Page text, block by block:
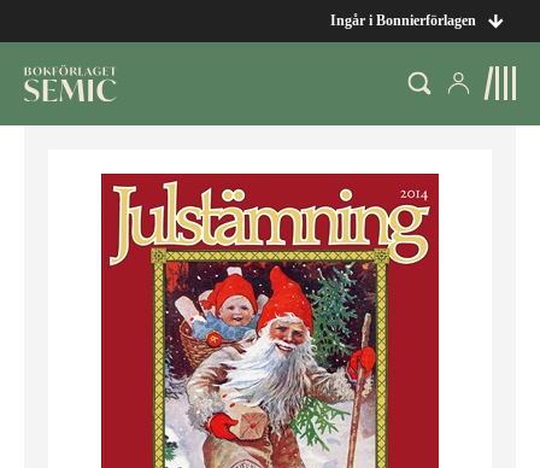
Ingår i Bonnierförlagen